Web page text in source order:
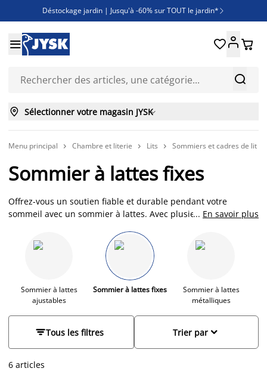
Déstockage jardin | Jusqu'à -60% sur TOUT le jardin* 
Jusqu'à -50% sur une sélection literie
Découvrez les nouveautés de la collection


 
 Sélectionner votre magasin JYSK
Menu principal  Chambre et literie  Lits  Sommiers et cadres de lit
Sommier à lattes fixes
Offrez-vous un soutien fiable et durable pendant votre
sommeil avec un sommier à lattes. Avec plusieurs zones de
fermeté ajustable, les sommiers à lattes JYSK s’adaptent à vos
besoins pour un sommeil optimal. Disponibles dans plusieurs
dimensions, du simple 90x190cm au double 140x190cm, ils
s’accordent parfaitement àvotre matelas
... En savoir plus
Sommier à lattes
ajustables
Sommier à lattes fixes
Sommier à lattes
métalliques
Tous les filtres 
Trier par
6 articles